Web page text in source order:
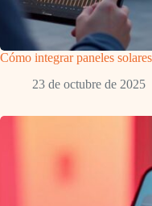
Cómo integrar paneles
23 de octubre de 2025